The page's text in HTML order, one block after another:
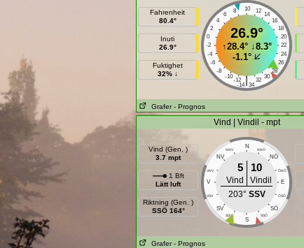
Fahrenheit
80.4°
Inuti
26.9°
Fuktighet
32% ↓
10
8 12
6
14
4
16
2
18
0
20
-2
22
-4
24
-6
26
-8
28
-10
30
-12 32
|
-14 34
26.9°
↑28.4°↓8.3°
-1.1°
Grafer - Prognos
Vind | Vindil - mpt
Vind (Gen. )
3.7 mpt
1 Bft
Lätt luft
Riktning (Gen. )
SSÖ 164°
N
NNV NNÖ
NV NÖ
VNV ÖNÖ
V E
VSV ÖSÖ
SV SÖ
SSV SSÖ
S
5 10
Vind
Vindil
203° SSV
Grafer - Prognos